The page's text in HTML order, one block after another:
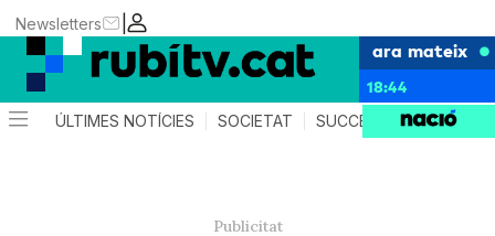
|
Newsletters
ara mateix
18:44
ÚLTIMES NOTÍCIES SOCIETAT SUCCESSOS